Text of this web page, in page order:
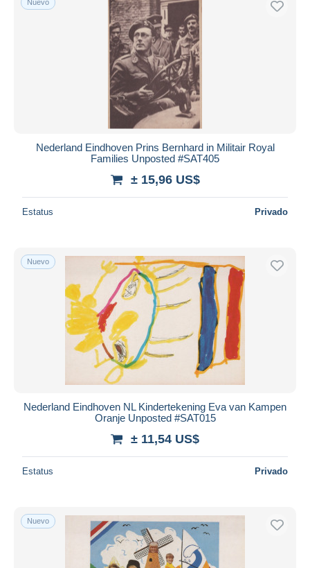
Nuevo
Nederland Eindhoven Prins Bernhard in Militair Royal
Families Unposted #SAT405
± 15,96 US$
Estatus Privado
Nuevo
Nederland Eindhoven NL Kindertekening Eva van Kampen
Oranje Unposted #SAT015
± 11,54 US$
Estatus Privado
Nuevo